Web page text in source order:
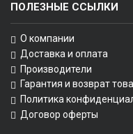
ПОЛЕЗНЫЕ ССЫЛКИ
О компании
Доставка и оплата
Производители
Гарантия и возврат
Политика
Договор оферты